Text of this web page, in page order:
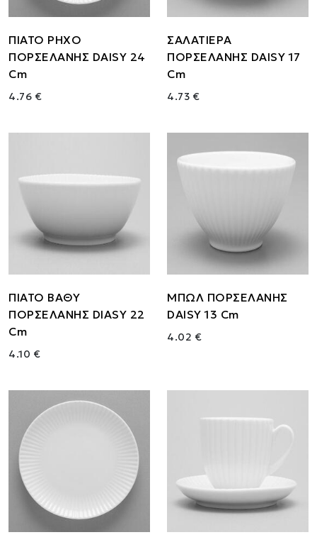
ΠΙΑΤΟ ΡΗΧΟ
ΠΟΡΣΕΛΑΝΗΣ DAISY 24
Cm
4.76 €
ΣΑΛΑΤΙΕΡΑ
ΠΟΡΣΕΛΑΝΗΣ DAISY 17
Cm
4.73 €
ΠΙΑΤΟ ΒΑΘΥ
ΠΟΡΣΕΛΑΝΗΣ DIASY 22
Cm
4.10 €
ΜΠΩΛ ΠΟΡΣΕΛΑΝΗΣ
DAISY 13 Cm
4.02 €